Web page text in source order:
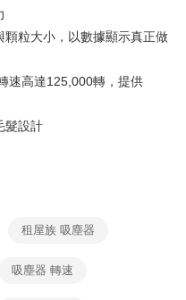
Bank SinoPac
DBS Bank
Hwatai Bank
Far Eastern International Bank
CTBC Bank
粒大小，以數據顯示真正做
速高達125,000轉，提供
髮設計
租屋族 吸塵器
吸塵器 轉速